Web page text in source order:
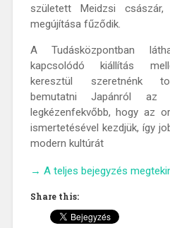
született Meidzsi császár,
megújítása fűződik.
A Tudásközpontban
kapcsolódó kiállítás
keresztül szeretnénk
bemutatni Japánról az
legkézenfekvőbb, hogy az
ismertetésével kezdjük, így
modern kultúrát
” Utazás
japán
történelem
→ A teljes bejegyzés
Share this: